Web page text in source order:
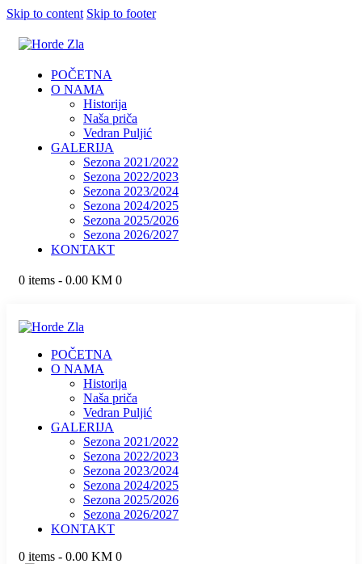
Skip to content Skip to footer
POČETNA
O NAMA
Historija
Naša priča
Vedran Puljić
GALERIJA
Sezona 2021/2022
Sezona 2022/2023
Sezona 2023/2024
Sezona 2024/2025
Sezona 2025/2026
Sezona 2026/2027
KONTAKT
0 items - 0.00 KM 0
POČETNA
O NAMA
Historija
Naša priča
Vedran Puljić
GALERIJA
Sezona 2021/2022
Sezona 2022/2023
Sezona 2023/2024
Sezona 2024/2025
Sezona 2025/2026
Sezona 2026/2027
KONTAKT
0 items - 0.00 KM 0